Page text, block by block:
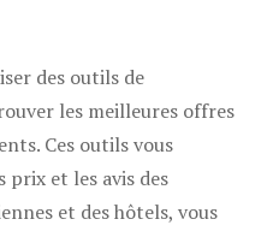
des outils de
les meilleures offres
Ces outils vous
et les avis des
et des hôtels, vous